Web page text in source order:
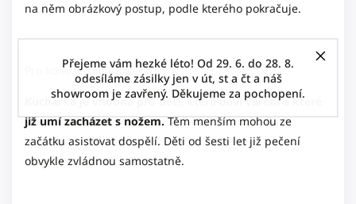
Přejeme vám hezké léto! Od 29. 6. do 28. 8.
odesíláme zásilky jen v út, st a čt a náš
showroom je zavřený. Děkujeme za pochopení.
na něm obrázkový postup, podle kterého pokračuje.
Pro koho je sada určená?
Kuchařka je vhodná pro děti, které baví vaření a které
již umí zacházet s nožem. Těm menším mohou ze
začátku asistovat dospělí. Děti od šesti let již pečení
obvykle zvládnou samostatně.